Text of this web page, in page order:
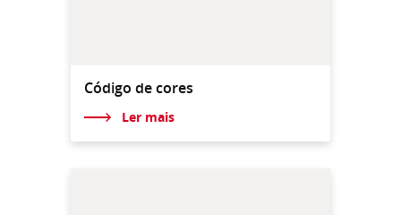
Código de cores
Ler mais